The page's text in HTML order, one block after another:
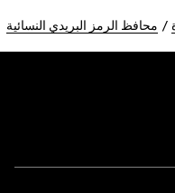
محافظ الرمز البريدي النسائية